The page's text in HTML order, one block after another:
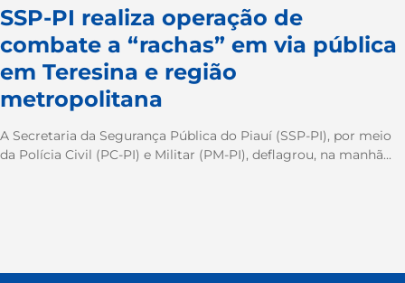
SSP-PI realiza operação de
combate a “rachas” em via pública
em Teresina e região
metropolitana
A Secretaria da Segurança Pública do Piauí (SSP-PI), por meio
da Polícia Civil (PC-PI) e Militar (PM-PI), deflagrou, na manhã...